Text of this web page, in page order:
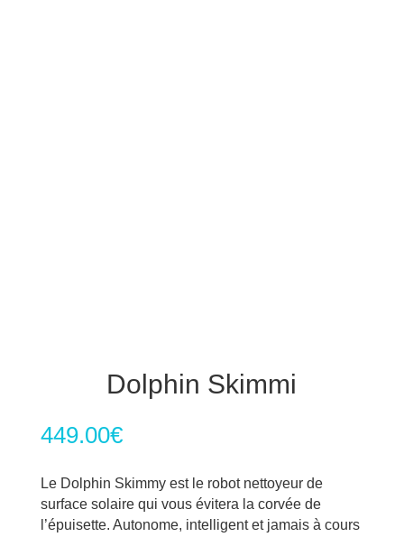
Dolphin Skimmi
449.00€
Le Dolphin Skimmy est le robot nettoyeur de
surface solaire qui vous évitera la corvée de
l’épuisette. Autonome, intelligent et jamais à cours